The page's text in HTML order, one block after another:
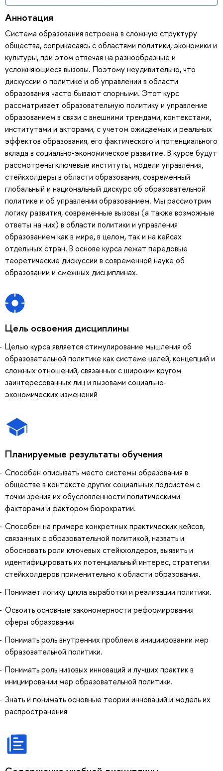
Аннотация
Система образования встроена в сложную структуру
общества, соприкасаясь с областями политики, экономики и
культуры, при этом отвечая на разнообразные и
усложняющиеся вызовы. Поэтому неудивительно, что
дискуссии о политике и об управлении в области
образования часто бывают спорными. Этот курс
рассматривает образовательную политику и управление
образованием в связи с внешними трендами, контекстами,
институтами и акторами, с учетом ожидаемых и реальных
эффектов образования, его фактического и потенциального
вклада в социально-экономическое развитие. В курсе будут
рассмотрены ключевые институты, модели управления,
стейкхолдеры в области образования, современный
глобальный и национальный дискурс об образовательной
политике и об управлении образованием. Мы рассмотрим
логику развития, современные вызовы (а также возможные
ответы на них) в области политики и управления
образованием как в мире, в целом, так и на кейсах
отдельных стран. В основе курса лежат передовые
теоретические дискуссии в современной науке об
образовании и смежных дисциплинах.
Цель освоения дисциплины
Целью курса является стимулирование мышления об
образовательной политике как системе целей, концепций и
сложных отношений, связанных с широким кругом
заинтересованных лиц и вызовами социально-
экономических изменений
Планируемые результаты обучения
Способен описывать место системы образования в
обществе в контексте других социальных подсистем с
точки зрения их обусловленности политическими
факторами и фактором бюрократии.
Способен на примере конкретных практических кейсов,
связанных с образовательной политикой, назвать и
обосновать роли ключевых стейкхолдеров, выявить и
идентифицировать их потенциальный интерес, стратегии
стейкхолдеров применительно к области образования.
Понимает логику цикла выработки и реализации политики.
Освоить основные закономерности реформирования
сферы образования
Понимать роль внутренних проблем в инициировании мер
образовательной политики.
Понимать роль низовых инноваций и лучших практик в
инициировании мер образовательной политики.
Знать и понимать основные теории инноваций и модель их
распространения